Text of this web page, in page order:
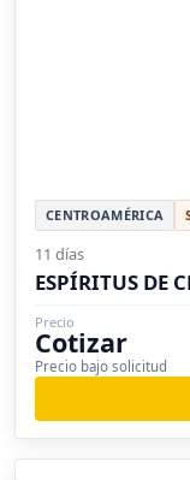
CENTROAMÉRICA
11 días
ESPÍRITUS DE
Precio
Cotizar
Precio bajo solicitud